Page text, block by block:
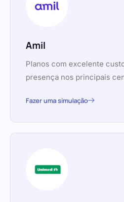
Amil
Planos com excelente
presença nos principais
Fazer uma simulação